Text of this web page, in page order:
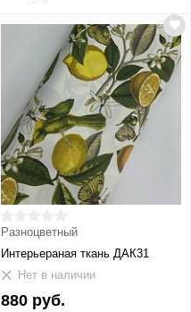
Разноцветный
Интерьераная ткань ДАК31
Нет в наличии
880 руб.